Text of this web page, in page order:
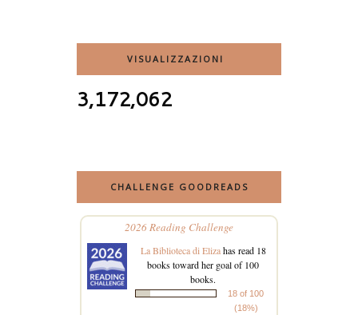
VISUALIZZAZIONI
3,172,062
CHALLENGE GOODREADS
2026 Reading Challenge
La Biblioteca di Elizahas read 18
books toward her goal of 100
books.
18 of 100
(18%)